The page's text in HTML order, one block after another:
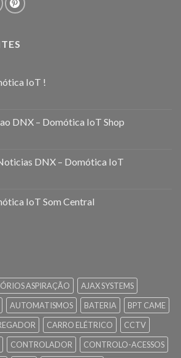
IoT !
DNX – Domótica IoT Shop
DNX – Domótica IoT
IoT Som Central
ASPIRAÇÃO
AJAX SYSTEMS
AUTOMATISMOS BATERIA
BPT CAME
CARRO ELÉTRICO
CCTV
CONTROLADOR
CONTROLO-ACESSOS